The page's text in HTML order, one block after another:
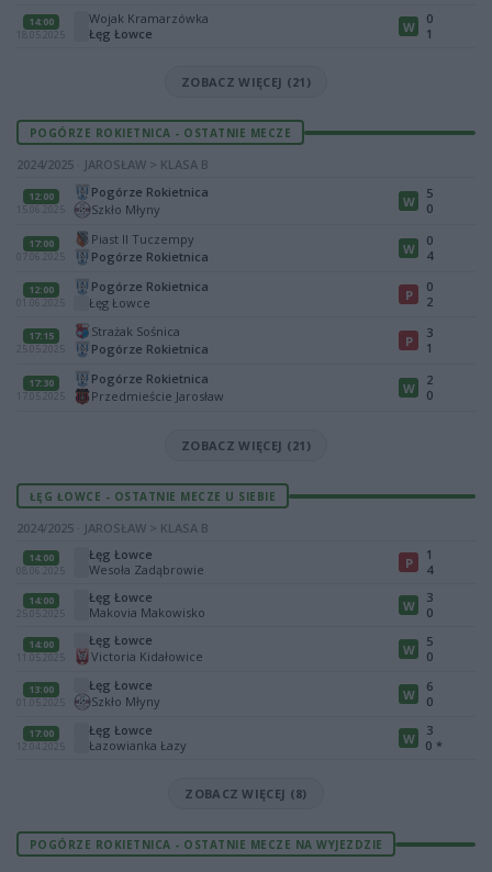
14:00
18.05.2025
Wojak Kramarzówka
Łęg Łowce
W
0
1
ZOBACZ WIĘCEJ (21)
POGÓRZE ROKIETNICA - OSTATNIE MECZE
2024/2025 · JAROSŁAW > KLASA B
12:00
15.06.2025
Pogórze Rokietnica
Szkło Młyny
W
5
0
17:00
07.06.2025
Piast II Tuczempy
Pogórze Rokietnica
W
0
4
12:00
01.06.2025
Pogórze Rokietnica
Łęg Łowce
P
0
2
17:15
25.05.2025
Strażak Sośnica
Pogórze Rokietnica
P
3
1
17:30
17.05.2025
Pogórze Rokietnica
Przedmieście Jarosław
W
2
0
ZOBACZ WIĘCEJ (21)
ŁĘG ŁOWCE - OSTATNIE MECZE U SIEBIE
2024/2025 · JAROSŁAW > KLASA B
14:00
08.06.2025
Łęg Łowce
Wesoła Zadąbrowie
P
1
4
14:00
25.05.2025
Łęg Łowce
Makovia Makowisko
W
3
0
14:00
11.05.2025
Łęg Łowce
Victoria Kidałowice
W
5
0
13:00
01.05.2025
Łęg Łowce
Szkło Młyny
W
6
0
17:00
12.04.2025
Łęg Łowce
Łazowianka Łazy
W
3
0 *
ZOBACZ WIĘCEJ (8)
POGÓRZE ROKIETNICA - OSTATNIE MECZE NA WYJEZDZIE